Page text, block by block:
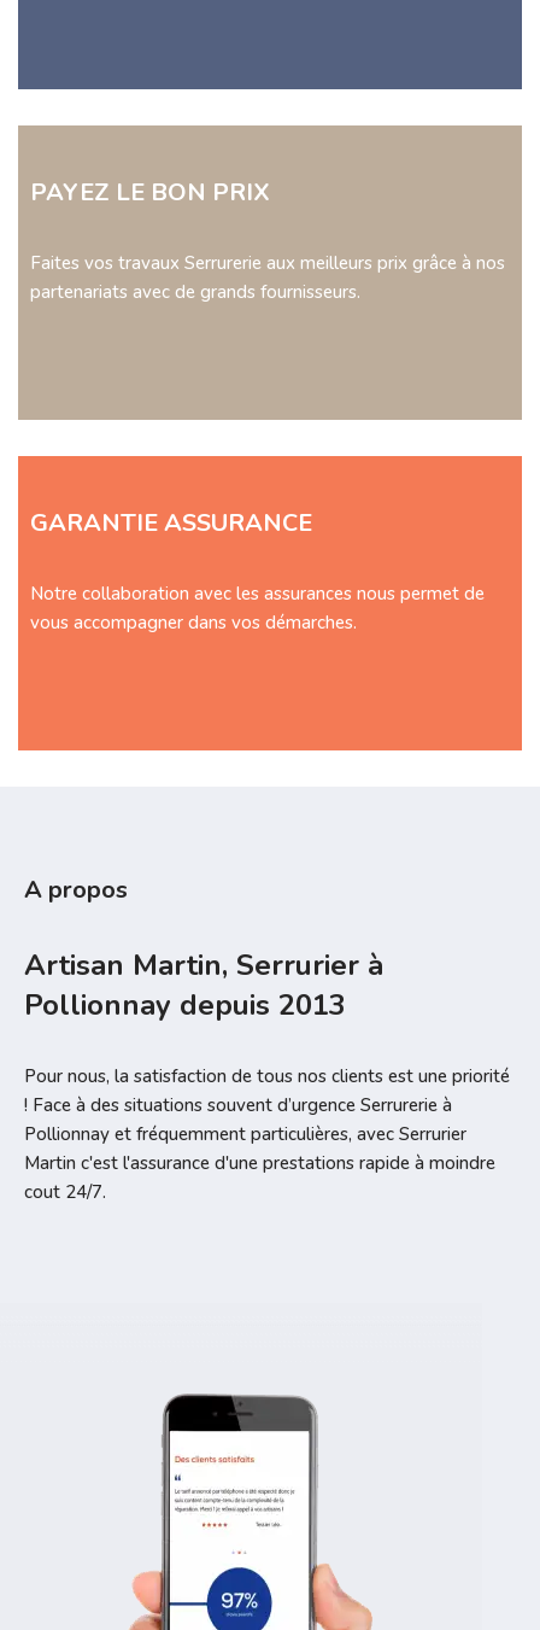
PAYEZ LE BON PRIX
Faites vos travaux Serrurerie aux meilleurs prix grâce à nos
partenariats avec de grands fournisseurs.
GARANTIE ASSURANCE
Notre collaboration avec les assurances nous permet de
vous accompagner dans vos démarches.
A propos
Artisan Martin, Serrurier à
Pollionnay depuis 2013
Pour nous, la satisfaction de tous nos clients est une priorité
! Face à des situations souvent d’urgence Serrurerie à
Pollionnay et fréquemment particulières, avec Serrurier
Martin c'est l'assurance d'une prestations rapide à moindre
cout 24/7.